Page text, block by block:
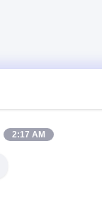
2:17 AM